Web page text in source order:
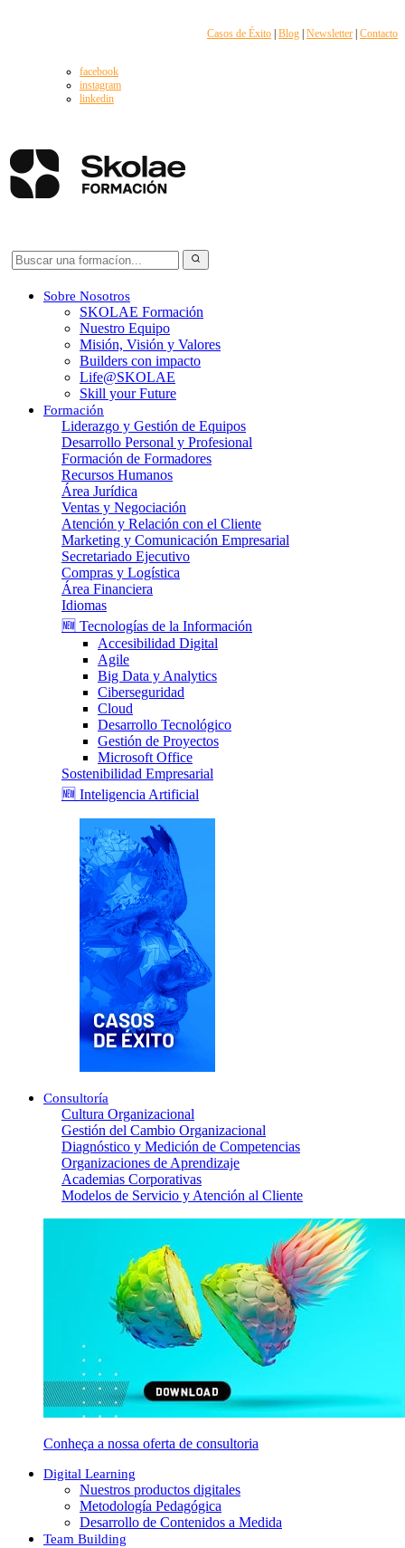
Casos de Éxito Blog Newsletter Contacto
facebook
instagram
linkedin
Sobre Nosotros
SKOLAE Formación
Nuestro Equipo
Misión, Visión y Valores
Builders con impacto
Life@SKOLAE
Skill your Future
Formación
Liderazgo y Gestión de Equipos
Desarrollo Personal y Profesional
Formación de Formadores
Recursos Humanos
Área Jurídica
Ventas y Negociación
Atención y Relación con el Cliente
Marketing y Comunicación Empresarial
Secretariado Ejecutivo
Compras y Logística
Área Financiera
Idiomas
🆕 Tecnologías de la Información
Accesibilidad Digital
Agile
Big Data y Analytics
Ciberseguridad
Cloud
Desarrollo Tecnológico
Gestión de Proyectos
Microsoft Office
Sostenibilidad Empresarial
🆕 Inteligencia Artificial
Consultoría
Cultura Organizacional
Gestión del Cambio Organizacional
Diagnóstico y Medición de Competencias
Organizaciones de Aprendizaje
Academias Corporativas
Modelos de Servicio y Atención al Cliente
Conheça a nossa oferta de consultoria
Digital Learning
Nuestros productos digitales
Metodología Pedagógica
Desarrollo de Contenidos a Medida
Team Building